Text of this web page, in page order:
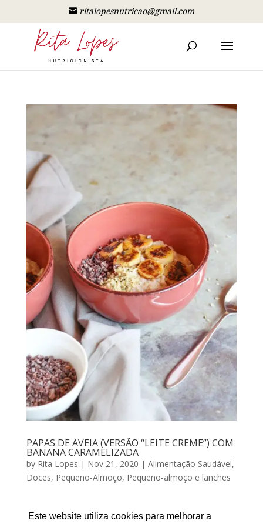
Este website utiliza cookies para melhorar a
ritalopesnutricao@gmail.com
PAPAS DE AVEIA (VERSÃO “LEITE CREME”) COM
BANANA CARAMELIZADA
by Rita Lopes | Nov 21, 2020 | Alimentação Saudável,
Doces, Pequeno-Almoço, Pequeno-almoço e lanches
BANANA CARAMELIZADA Por RITA LOPES |